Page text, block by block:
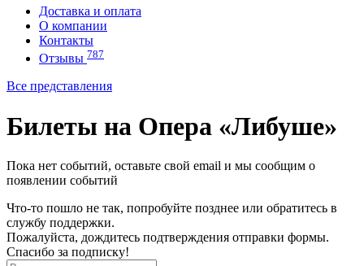
Доставка и оплата
О компании
Контакты
Отзывы 787
Все представления
Билеты на Опера «Либуше»
Пока нет событий, оставьте свой email и мы сообщим о
появлении событий
Что-то пошло не так, попробуйте позднее или обратитесь в
службу поддержки.
Пожалуйста, дождитесь подтверждения отправки формы.
Спасибо за подписку!